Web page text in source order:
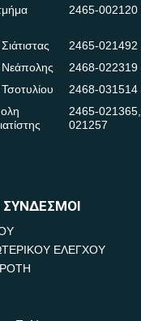
2465-002120
2465-021492
Νεάπολης
2468-022319
2468-031514
2465-021365,
021257
ΣΥΝΔΕΣΜΟΙ
ΕΛΕΓΧΟΥ